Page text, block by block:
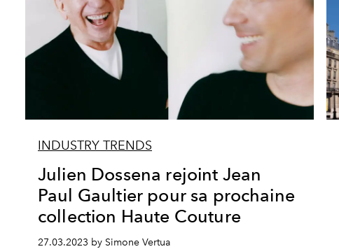
INDUSTRY TRENDS
Julien Dossena rejoint Jean
Paul Gaultier pour sa prochaine
collection Haute Couture
27.03.2023 by Simone Vertua